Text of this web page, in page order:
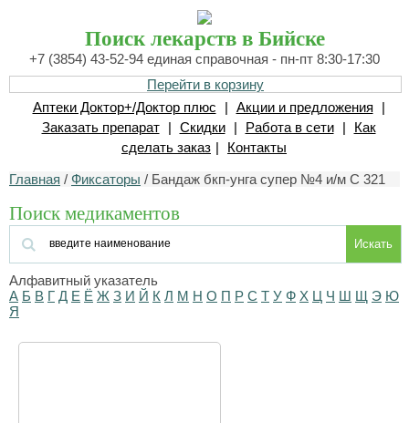
Поиск лекарств в Бийске
+7 (3854) 43-52-94 единая справочная - пн-пт 8:30-17:30
Перейти в корзину
Аптеки Доктор+/Доктор плюс
| Акции и предложения
|
Заказать препарат
| Скидки | Работа в сети |
Как
сделать заказ | Контакты
Главная / Фиксаторы / Бандаж бкп-унга супер №4 и/м С 321
Поиск медикаментов
Искать
Алфавитный указатель
А Б В Г Д Е Ё Ж З И Й К Л М Н О П Р С Т У Ф Х Ц Ч Ш Щ Э Ю
Я